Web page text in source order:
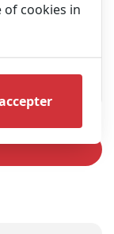
of cookies in